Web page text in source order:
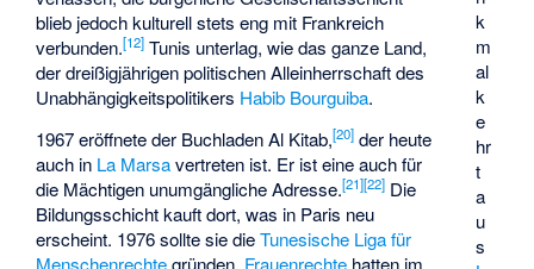
k
m
al
k
e
hr
t
a
u
s
blieb jedoch kulturell stets eng mit Frankreich
verbunden.[12] Tunis unterlag, wie das ganze Land,
der dreißigjährigen politischen Alleinherrschaft des
Unabhängigkeitspolitikers Habib Bourguiba.
1967 eröffnete der BuchladenAl Kitab,[20] der heute
auch in La Marsavertreten ist. Er ist eine auch für
die Mächtigen unumgängliche Adresse.[21][22] Die
Bildungsschicht kauft dort, was in Paris neu
erscheint. 1976 sollte sie dieTunesische Liga für
Menschenrechtegründen. Frauenrechte hatten im